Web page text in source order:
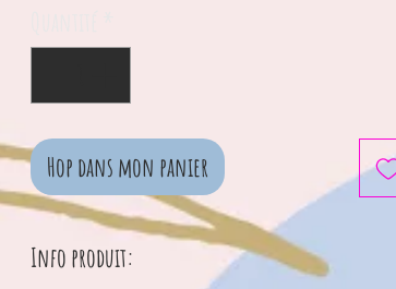
Hop dans mon panier
Info produit: